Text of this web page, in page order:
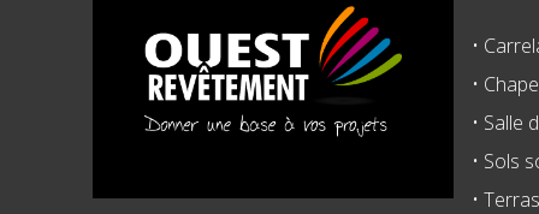
•
•
• Salle
• Sols
•